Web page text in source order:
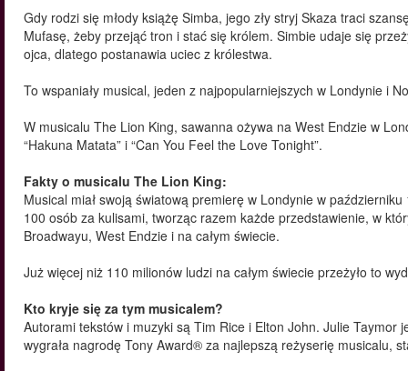
Gdy rodzi się młody książę Simba, jego zły stryj Skaza traci
Mufasę, żeby przejąć tron i stać się królem. Simbie udaje się
ojca, dlatego postanawia uciec z królestwa.
To wspaniały musical, jeden z najpopularniejszych w Londynie i
W musicalu The Lion King, sawanna ożywa na West Endzie w
“Hakuna Matata” i “Can You Feel the Love Tonight”.
Fakty o musicalu The Lion King:
Musical miał swoją światową premierę w Londynie w
100 osób za kulisami, tworząc razem każde przedstawienie, w
Broadwayu, West Endzie i na całym świecie.
Już więcej niż 110 milionów ludzi na całym świecie przeżyło to
Kto kryje się za tym musicalem?
Autorami tekstów i muzyki są Tim Rice i Elton John. Julie
wygrała nagrodę Tony Award® za najlepszą reżyserię musicalu,